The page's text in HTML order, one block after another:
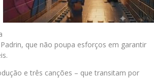
que não poupa esforços em garantir
e três canções – que transitam por